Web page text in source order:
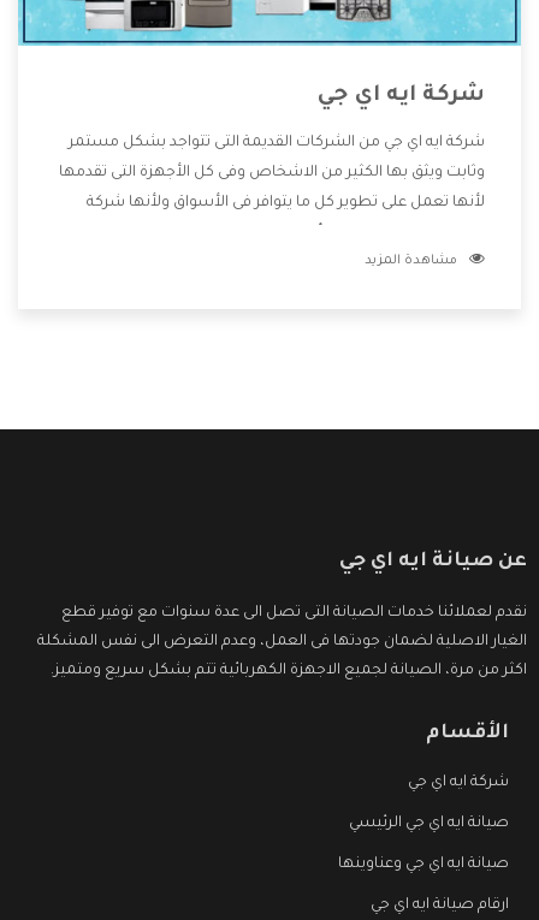
شركة ايه اي جي
شركة ايه اي جي من الشركات القديمة التى تتواجد بشكل مستمر
وثابت ويثق بها الكثير من الاشخاص وفى كل الأجهزة التى تقدمها
لأنها تعمل على تطوير كل ما يتوافر فى الأسواق ولأنها شركة
وتقدم للعملاء أقوى العروض والخصومات التى تسهل على
مشاهدة المزيد
عن صيانة ايه اي جي
نقدم لعملائنا خدمات الصيانة التى تصل الى عدة سنوات مع توفير قطع
الغيار الاصلية لضمان جودتها فى العمل، وعدم التعرض الى نفس المشكلة
اكثر من مرة، الصيانة لجميع الاجهزة الكهربائية تتم بشكل سريع ومتميز.
الأقسام
شركة ايه اي جي
صيانة ايه اي جي الرئيسي
صيانة ايه اي جي وعناوينها
ارقام صيانة ايه اي جي